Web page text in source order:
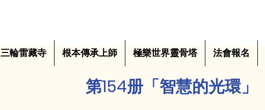
三輪雷藏寺 根本傳承上師 極樂世界靈骨塔 法會報名
第154册「智慧的光環」